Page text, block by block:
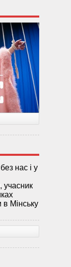
нас і у
учасник
в Мінську